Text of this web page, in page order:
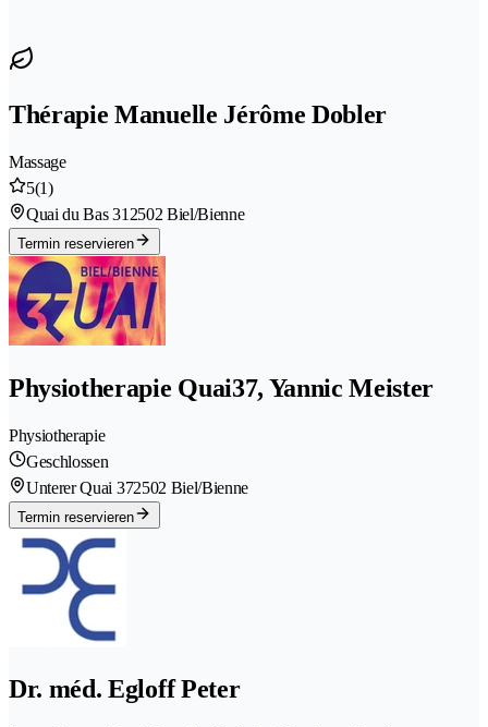
Thérapie Manuelle Jérôme Dobler
Massage
5(1)
Quai du Bas 31 2502 Biel/Bienne
Termin reservieren
Physiotherapie Quai37, Yannic Meister
Physiotherapie
Geschlossen
Unterer Quai 372502 Biel/Bienne
Termin reservieren
Dr. méd. Egloff Peter